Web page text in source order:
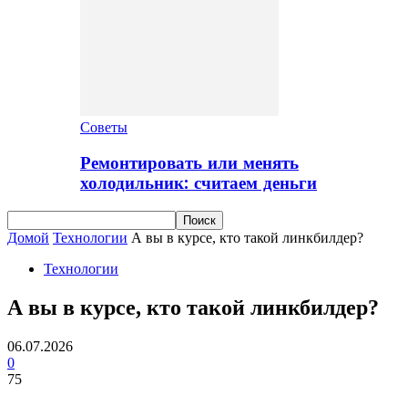
Советы
Ремонтировать или менять
холодильник: считаем деньги
Домой Технологии А вы в курсе, кто такой линкбилдер?
Технологии
А вы в курсе, кто такой линкбилдер?
06.07.2026
0
75